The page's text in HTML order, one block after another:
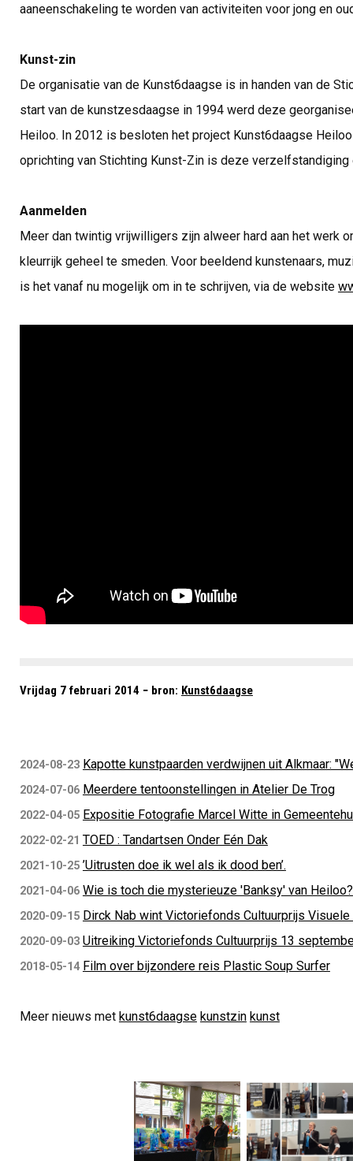
aaneenschakeling te worden van activiteiten voor jong en
Kunst-zin
De organisatie van de Kunst6daagse is in handen van de
start van de kunstzesdaagse in 1994 werd deze
Heiloo. In 2012 is besloten het project Kunst6daagse
oprichting van Stichting Kunst-Zin is deze
Aanmelden
Meer dan twintig vrijwilligers zijn alweer hard aan het werk
kleurrijk geheel te smeden. Voor beeldend kunstenaars,
is het vanaf nu mogelijk om in te schrijven, via de website
Vrijdag 7 februari 2014 − bron: Kunst6daagse
2024-08-23 Kapotte kunstpaarden verdwijnen uit Alkmaar:
2024-07-06 Meerdere tentoonstellingen in Atelier De Trog
2022-04-05 Expositie Fotografie Marcel Witte in
2022-02-21 TOED : Tandartsen Onder Eén Dak
2021-10-25 ’Uitrusten doe ik wel als ik dood ben’.
2021-04-06 Wie is toch die mysterieuze 'Banksy' van Heiloo?
2020-09-15 Dirck Nab wint Victoriefonds Cultuurprijs Visuele
2020-09-03 Uitreiking Victoriefonds Cultuurprijs 13
2018-05-14 Film over bijzondere reis Plastic Soup Surfer
Meer nieuws met kunst6daagse kunstzin kunst